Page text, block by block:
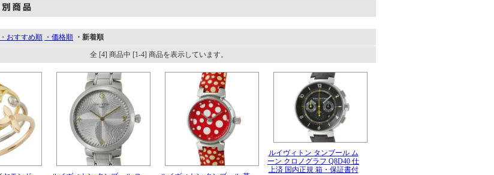
・おすすめ順 ・価格順 ・新着順
全 [4] 商品中 [1-4] 商品を表示しています。
ルイヴィトン タンブール ム
ーン クロノグラフ Q8D40 仕
上済 国内正規 箱・保証書付